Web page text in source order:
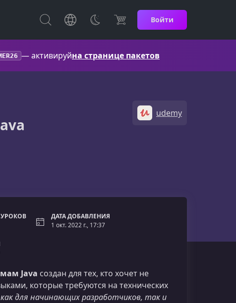
Войти
— активируйна странице пакетов
udemy
ДАТА ДОБАВЛЕНИЯ
1 окт. 2022 г., 17:37
Java создан для тех, кто хочет не
которые требуются на технических
для начинающих разработчиков, так и